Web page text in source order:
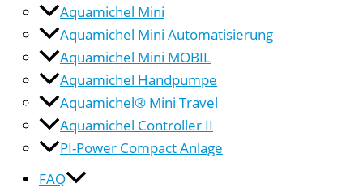
Aquamichel Mini
Aquamichel Mini Automatisierung
Aquamichel Mini MOBIL
Aquamichel Handpumpe
Aquamichel® Mini Travel
Aquamichel Controller II
PI-Power Compact Anlage
FAQ